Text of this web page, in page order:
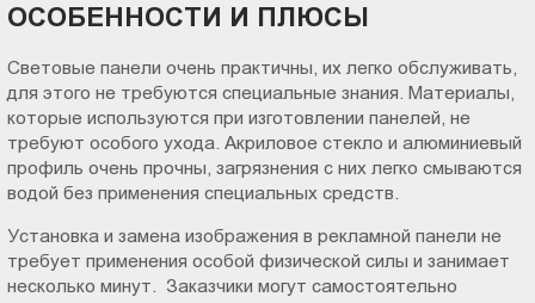
ОСОБЕННОСТИ И ПЛЮСЫ
Световые панели очень практичны, их легко обслуживать,
для этого не требуются специальные знания. Материалы,
которые используются при изготовлении панелей, не
требуют особого ухода. Акриловое стекло и алюминиевый
профиль очень прочны, загрязнения с них легко смываются
водой без применения специальных средств.
Установка и замена изображения в рекламной панели не
требует применения особой физической силы и занимает
несколько минут. Заказчики могут самостоятельно